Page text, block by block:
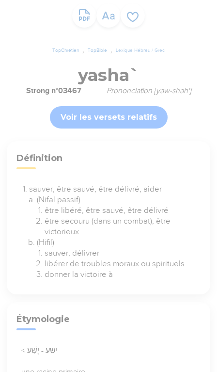
TopChrétien TopBible Lexique Hébreu / Grec
yasha`
Strong n°03467 Prononciation [yaw-shah']
Voir les versets relatifs
Définition
sauver, être sauvé, être délivré, aider
(Nifal passif)
être libéré, être sauvé, être délivré
être secouru (dans un combat), être
victorieux
(Hifil)
sauver, délivrer
libérer de troubles moraux ou spirituels
donner la victoire à
Étymologie
< ישע - יָשַׁע